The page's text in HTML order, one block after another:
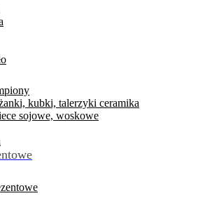
kubki, talerzyki ceramika
sojowe, woskowe